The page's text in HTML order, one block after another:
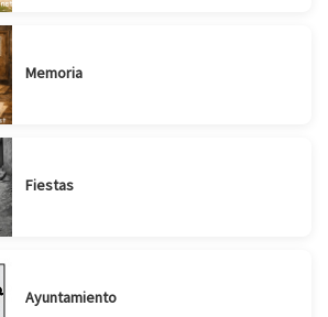
Memoria
Fiestas
Ayuntamiento